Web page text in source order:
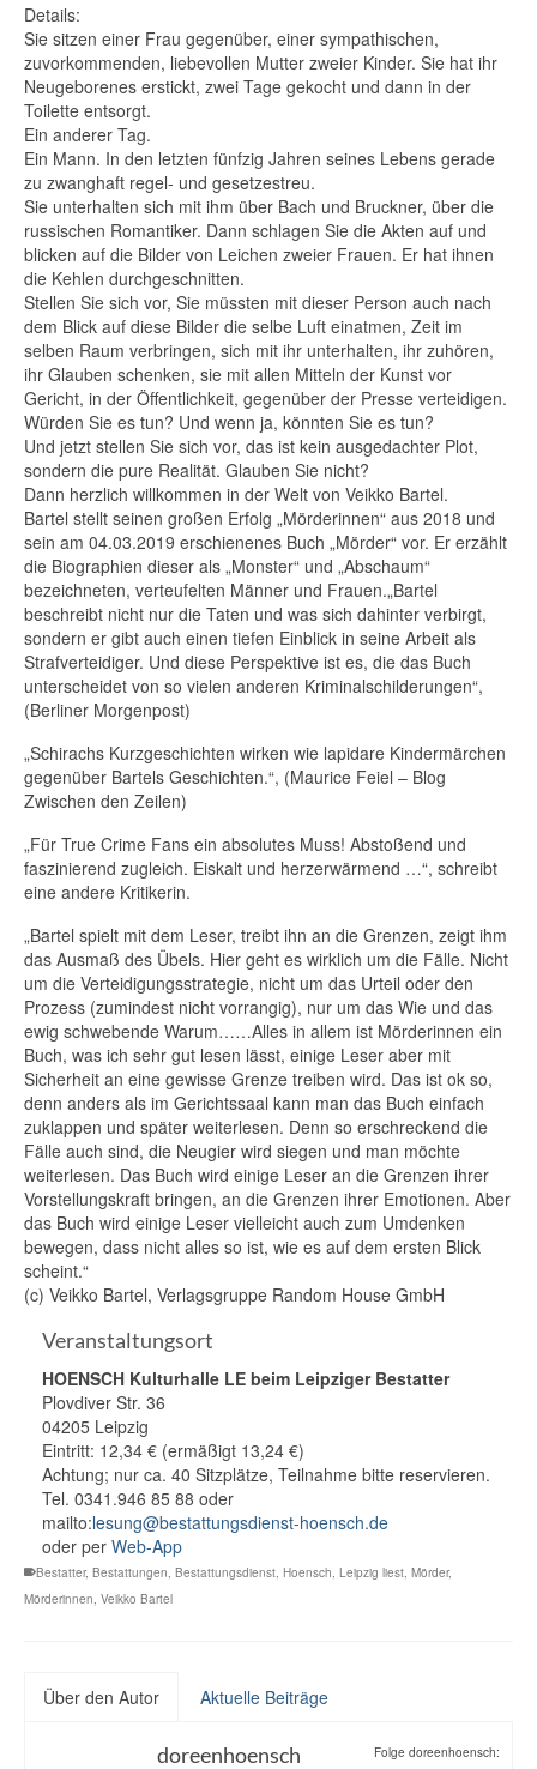
Details:
Sie sitzen einer Frau gegenüber, einer sympathischen,
zuvorkommenden, liebevollen Mutter zweier Kinder. Sie hat ihr
Neugeborenes erstickt, zwei Tage gekocht und dann in der
Toilette entsorgt.
Ein anderer Tag.
Ein Mann. In den letzten fünfzig Jahren seines Lebens gerade
zu zwanghaft regel- und gesetzestreu.
Sie unterhalten sich mit ihm über Bach und Bruckner, über die
russischen Romantiker. Dann schlagen Sie die Akten auf und
blicken auf die Bilder von Leichen zweier Frauen. Er hat ihnen
die Kehlen durchgeschnitten.
Stellen Sie sich vor, Sie müssten mit dieser Person auch nach
dem Blick auf diese Bilder die selbe Luft einatmen, Zeit im
selben Raum verbringen, sich mit ihr unterhalten, ihr zuhören,
ihr Glauben schenken, sie mit allen Mitteln der Kunst vor
Gericht, in der Öffentlichkeit, gegenüber der Presse verteidigen.
Würden Sie es tun? Und wenn ja, könnten Sie es tun?
Und jetzt stellen Sie sich vor, das ist kein ausgedachter Plot,
sondern die pure Realität. Glauben Sie nicht?
Dann herzlich willkommen in der Welt von Veikko Bartel.
Bartel stellt seinen großen Erfolg „Mörderinnen“ aus 2018 und
sein am 04.03.2019 erschienenes Buch „Mörder“ vor. Er erzählt
die Biographien dieser als „Monster“ und „Abschaum“
bezeichneten, verteufelten Männer und Frauen.„Bartel
beschreibt nicht nur die Taten und was sich dahinter verbirgt,
sondern er gibt auch einen tiefen Einblick in seine Arbeit als
Strafverteidiger. Und diese Perspektive ist es, die das Buch
unterscheidet von so vielen anderen Kriminalschilderungen“,
(Berliner Morgenpost)
„Schirachs Kurzgeschichten wirken wie lapidare Kindermärchen
gegenüber Bartels Geschichten.“, (Maurice Feiel – Blog
Zwischen den Zeilen)
„Für True Crime Fans ein absolutes Muss! Abstoßend und
faszinierend zugleich. Eiskalt und herzerwärmend …“, schreibt
eine andere Kritikerin.
„Bartel spielt mit dem Leser, treibt ihn an die Grenzen, zeigt ihm
das Ausmaß des Übels. Hier geht es wirklich um die Fälle. Nicht
um die Verteidigungsstrategie, nicht um das Urteil oder den
Prozess (zumindest nicht vorrangig), nur um das Wie und das
ewig schwebende Warum……Alles in allem ist Mörderinnen ein
Buch, was ich sehr gut lesen lässt, einige Leser aber mit
Sicherheit an eine gewisse Grenze treiben wird. Das ist ok so,
denn anders als im Gerichtssaal kann man das Buch einfach
zuklappen und später weiterlesen. Denn so erschreckend die
Fälle auch sind, die Neugier wird siegen und man möchte
weiterlesen. Das Buch wird einige Leser an die Grenzen ihrer
Vorstellungskraft bringen, an die Grenzen ihrer Emotionen. Aber
das Buch wird einige Leser vielleicht auch zum Umdenken
bewegen, dass nicht alles so ist, wie es auf dem ersten Blick
scheint.“
(c) Veikko Bartel, Verlagsgruppe Random House GmbH
Veranstaltungsort
HOENSCH Kulturhalle LE beim Leipziger Bestatter
Plovdiver Str. 36
04205 Leipzig
Eintritt: 12,34 € (ermäßigt 13,24 €)
Achtung; nur ca. 40 Sitzplätze, Teilnahme bitte reservieren.
Tel. 0341.946 85 88 oder
mailto:lesung@bestattungsdienst-hoensch.de
oder per Web-App
Bestatter, Bestattungen Bestattungsdienst Hoensch Leipzig liest Mörder,
Mörderinnen Veikko Bartel
Über den Autor Aktuelle Beiträge
Folge doreenhoensch:
doreenhoensch